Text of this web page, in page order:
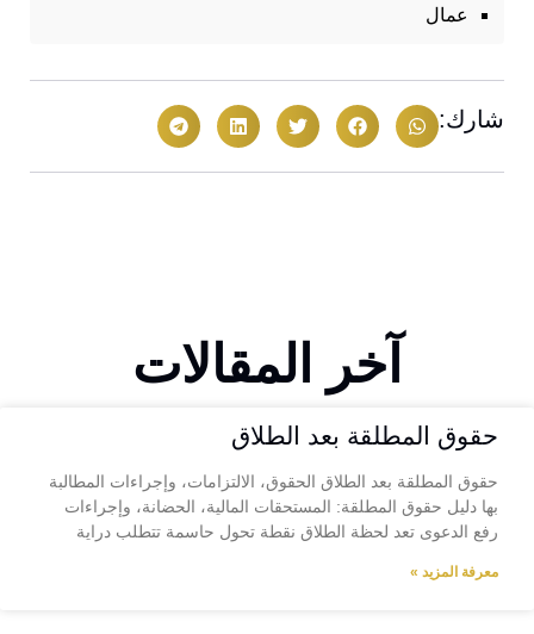
عمال
شارك:
آخر المقالات
حقوق المطلقة بعد الطلاق
حقوق المطلقة بعد الطلاق الحقوق، الالتزامات، وإجراءات المطالبة
بها دليل حقوق المطلقة: المستحقات المالية، الحضانة، وإجراءات
رفع الدعوى تعد لحظة الطلاق نقطة تحول حاسمة تتطلب دراية
معرفة المزيد »